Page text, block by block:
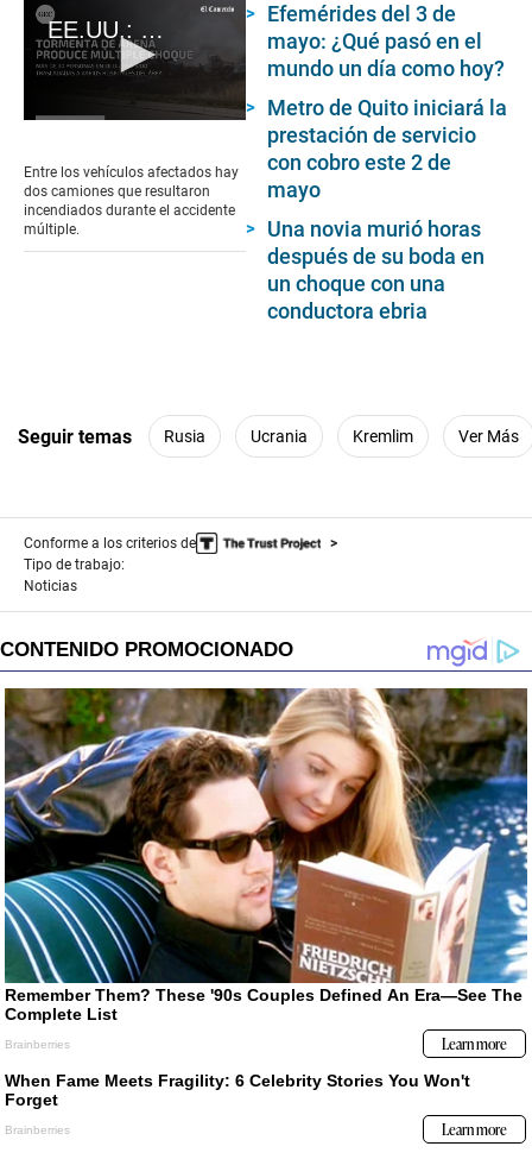
EE.UU.: tormenta de arena produce múltiple choque automovilístico en Illinois
of
1
minute,
12
seconds
Entre los vehículos afectados hay
dos camiones que resultaron
incendiados durante el accidente
múltiple.
Efemérides del 3 de
mayo: ¿Qué pasó en el
mundo un día como hoy?
Metro de Quito iniciará la
prestación de servicio
con cobro este 2 de
mayo
Una novia murió horas
después de su boda en
un choque con una
conductora ebria
Seguir temas Rusia Ucrania Kremlim Ver Más
Conforme a los criterios de
Tipo de trabajo:
Noticias